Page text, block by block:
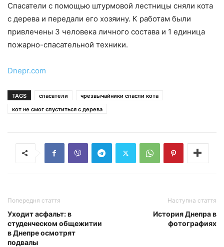
Спасатели с помощью штурмовой лестницы сняли кота
с дерева и передали его хозяину. К работам были
привлечены 3 человека личного состава и 1 единица
пожарно-спасательной техники.
Dnepr.com
TAGS спасатели
чрезвычайники спасли кота
кот не смог спуститься с дерева
Попередня стаття
Уходит асфальт: в
студенческом общежитии
в Днепре осмотрят
подвалы
Наступна стаття
История Днепра в
фотографиях